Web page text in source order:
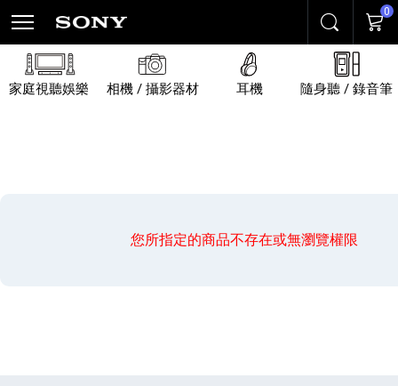
搜尋 購物
0
家庭視聽娛樂 相機 / 攝影器材 耳機 隨身聽 / 錄音筆
您所指定的商品不存在或無瀏覽權限